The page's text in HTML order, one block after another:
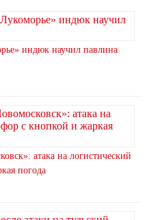
индюк научил павлина
атака на логистический
погода